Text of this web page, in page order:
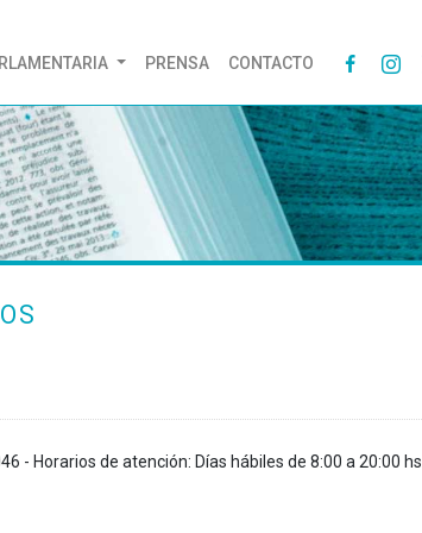
PRENSA CONTACTO 
- Horarios de atención: Días hábiles de 8:00 a 20:00 hs.